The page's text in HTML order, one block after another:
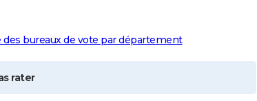
des bureaux de vote par département
rater